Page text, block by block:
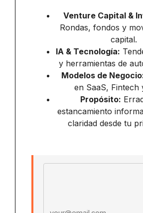
Venture Capital &
Rondas, fondos y
capital.
IA & Tecnología:
y herramientas de
Modelos de
en SaaS, Fintech
Propósito:
estancamiento
claridad desde tu